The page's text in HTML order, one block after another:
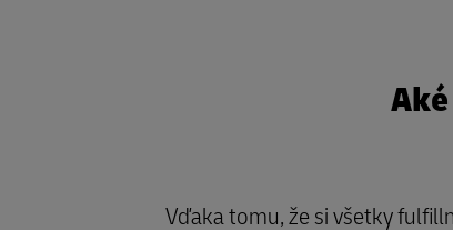
Vďaka tomu, že si všetky